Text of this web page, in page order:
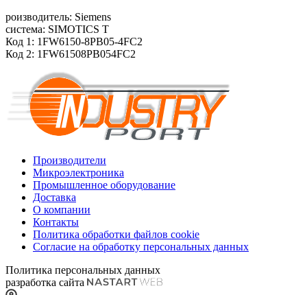
роизводитель: Siemens
система: SIMOTICS T
Код 1: 1FW6150-8PB05-4FC2
Код 2: 1FW61508PB054FC2
Производители
Микроэлектроника
Промышленное оборудование
Доставка
О компании
Контакты
Политика обработки файлов cookie
Согласие на обработку персональных данных
Политика персональных данных
разработка сайта